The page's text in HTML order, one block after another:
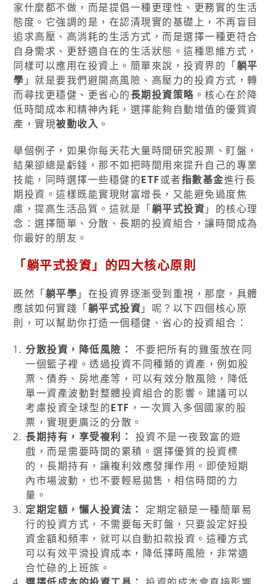
家什麼都不做，而是提倡一種更理性、更務實的生活
態度。它強調的是，在認清現實的基礎上，不再盲目
追求高壓、高消耗的生活方式，而是選擇一種更符合
自身需求、更舒適自在的生活狀態。這種思維方式，
同樣可以應用在投資上。簡單來說，投資界的「躺平
學 」就是要我們避開高風險、高壓力的投資方式，轉
而尋找更穩健、更省心的長期投資策略 。核心在於降
低時間成本和精神內耗，選擇能夠自動增值的優質資
產，實現被動收入 。
舉個例子，如果你每天花大量時間研究股票、盯盤，
結果卻總是虧錢，那不如把時間用來提升自己的專業
技能，同時選擇一些穩健的ETF或者指數基金進行長
期投資。這樣既能實現財富增長，又能避免過度焦
慮，提高生活品質。這就是「躺平式投資 」的核心理
念：選擇簡單、分散、長期的投資組合，讓時間成為
你最好的朋友。
「躺平式投資」的四大核心原則
既然「躺平學 」在投資界逐漸受到重視，那麼，具體
應該如何實踐「躺平式投資 」呢？以下四個核心原
則，可以幫助你打造一個穩健、省心的投資組合：
分散投資，降低風險：
不要把所有的雞蛋放在同
一個籃子裡。透過投資不同種類的資產，例如股
票、債券、房地產等，可以有效分散風險，降低
單一資產波動對整體投資組合的影響。建議可以
考慮投資全球型的ETF ，一次買入多個國家的股
票，實現更廣泛的分散。
長期持有，享受複利： 投資不是一夜致富的遊
戲，而是需要時間的累積。選擇優質的投資標
的，長期持有，讓複利效應發揮作用。即使短期
內市場波動，也不要輕易拋售，相信時間的力
量。
定期定額，懶人投資法：
定期定額是一種簡單易
行的投資方式，不需要每天盯盤，只要設定好投
資金額和頻率，就可以自動扣款投資。這種方式
可以有效平滑投資成本，降低擇時風險，非常適
合忙碌的上班族。